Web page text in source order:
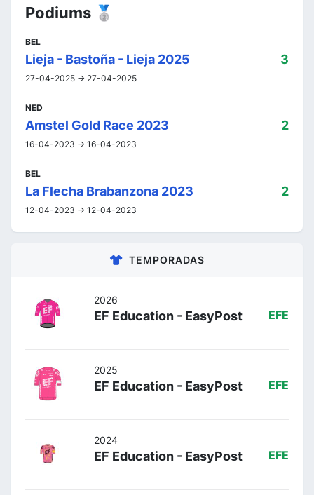
Podiums 🥈
BEL
Lieja - Bastoña - Lieja 2025
27-04-2025 -> 27-04-2025
3
NED
Amstel Gold Race 2023
16-04-2023 -> 16-04-2023
2
BEL
La Flecha Brabanzona 2023
12-04-2023 -> 12-04-2023
2
TEMPORADAS
2026
EF Education - EasyPost EFE
2025
EF Education - EasyPost EFE
2024
EF Education - EasyPost EFE